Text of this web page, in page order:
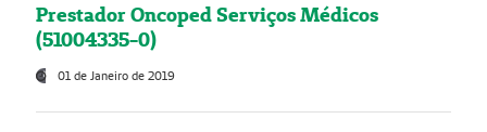
Prestador Oncoped Serviços Médicos
(51004335-0)
01 de Janeiro de 2019